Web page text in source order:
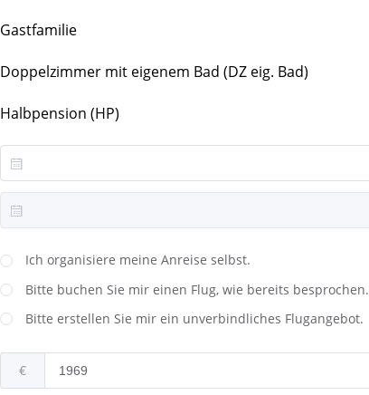
Gastfamilie
Doppelzimmer mit eigenem Bad (DZ eig. Bad)
Halbpension (HP)
Ich organisiere meine Anreise selbst.
Bitte buchen Sie mir einen Flug, wie bereits besprochen.
Bitte erstellen Sie mir ein unverbindliches Flugangebot.
€